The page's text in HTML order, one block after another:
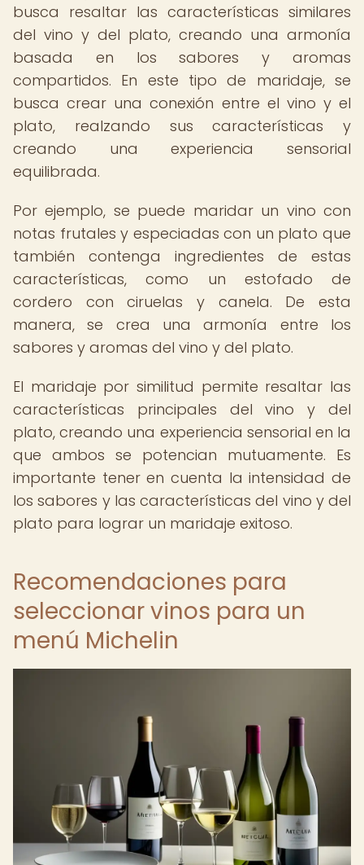
busca resaltar las características similares
del vino y del plato, creando una armonía
basada en los sabores y aromas
compartidos. En este tipo de maridaje, se
busca crear una conexión entre el vino y el
plato, realzando sus características y
creando una experiencia sensorial
equilibrada.
Por ejemplo, se puede maridar un vino con
notas frutales y especiadas con un plato que
también contenga ingredientes de estas
características, como un estofado de
cordero con ciruelas y canela. De esta
manera, se crea una armonía entre los
sabores y aromas del vino y del plato.
El maridaje por similitud permite resaltar las
características principales del vino y del
plato, creando una experiencia sensorial en la
que ambos se potencian mutuamente. Es
importante tener en cuenta la intensidad de
los sabores y las características del vino y del
plato para lograr un maridaje exitoso.
Recomendaciones para
seleccionar vinos para un
menú Michelin